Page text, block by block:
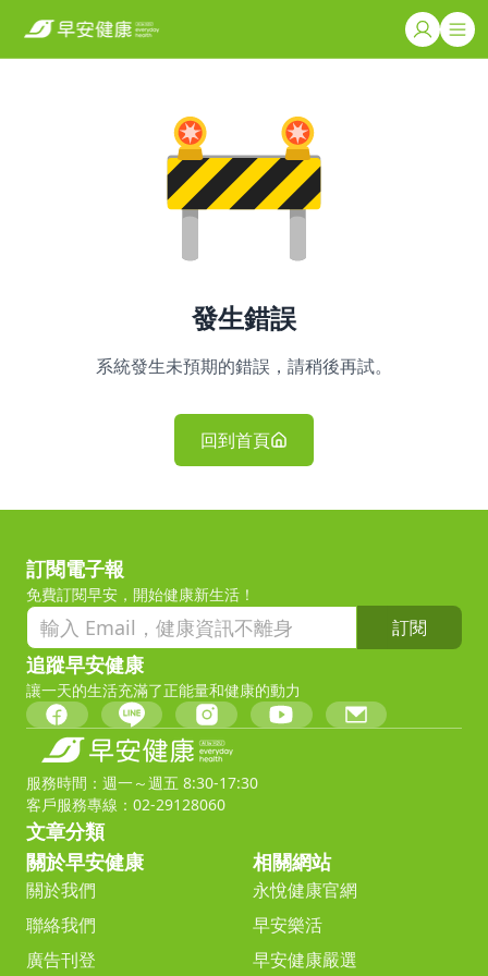
發生錯誤
系統發生未預期的錯誤，請稍後再試。
回到首頁
訂閱電子報
免費訂閱早安，開始健康新生活！
訂閱
追蹤早安健康
讓一天的生活充滿了正能量和健康的動力
服務時間：週一～週五 8:30-17:30
客戶服務專線：02-29128060
文章分類
關於早安健康
關於我們
聯絡我們
廣告刊登
相關網站
永悅健康官網
早安樂活
早安健康嚴選